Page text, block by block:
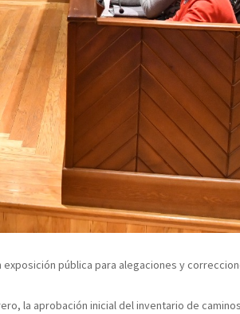
pública para alegaciones y
la aprobación inicial del inventario de